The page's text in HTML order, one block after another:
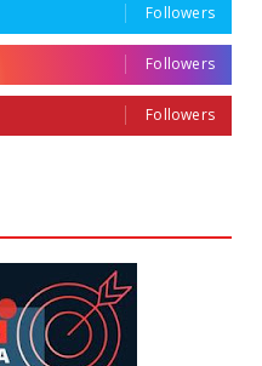
Followers
Followers
Followers